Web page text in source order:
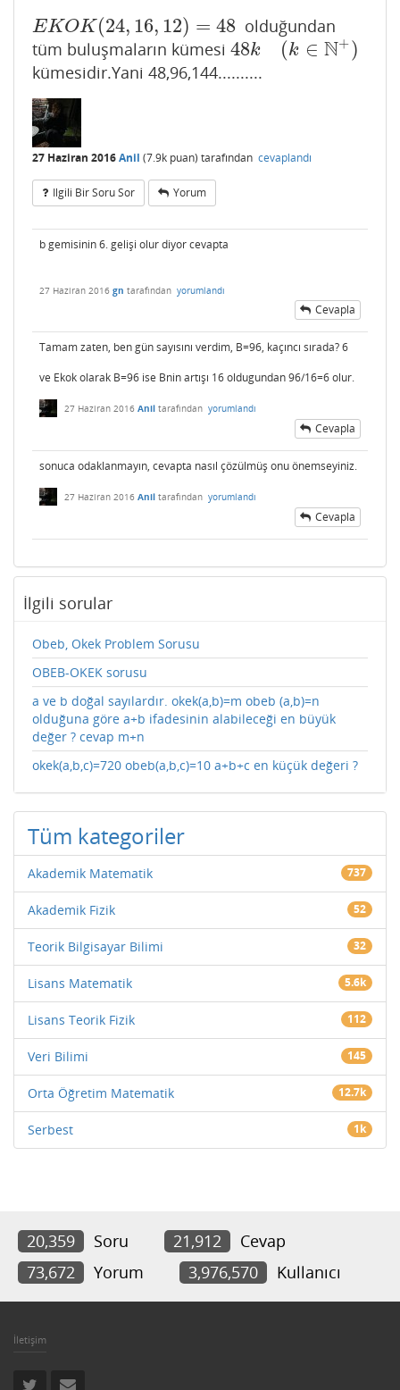
EKOK (24, 16, 12) = 48
EKOK(24,16,12)=48
olduğundan
tüm buluşmaların kümesi 48k (k ∈ N+ )
48k( ∈N+ )
kümesidir.Yani 48,96,144..........
27 Haziran 2016Anil (7.9k puan) tarafından cevaplandı
Ilgili Bir Soru Sor Yorum
b gemisinin 6. gelişi olur diyor cevapta
27 Haziran 2016 gn tarafından yorumlandı
Cevapla
Tamam zaten, ben gün sayısını verdim, B=96, kaçıncı sırada? 6
ve Ekok olarak B=96 ise Bnin artışı 16 oldugundan 96/16=6 olur.
27 Haziran 2016 Anil tarafından yorumlandı
Cevapla
sonuca odaklanmayın, cevapta nasıl çözülmüş onu önemseyiniz.
27 Haziran 2016 Anil tarafından yorumlandı
Cevapla
İlgili sorular
Obeb, Okek Problem Sorusu
OBEB-OKEK sorusu
a ve b doğal sayılardır. okek(a,b)=m obeb (a,b)=n
olduğuna göre a+b ifadesinin alabileceği en büyük
değer ? cevap m+n
okek(a,b,c)=720 obeb(a,b,c)=10 a+b+c en küçük değeri ?
Tüm kategoriler
Akademik Matematik 737
Akademik Fizik 52
Teorik Bilgisayar Bilimi 32
Lisans Matematik 5.6k
Lisans Teorik Fizik 112
Veri Bilimi 145
Orta Öğretim Matematik 12.7k
Serbest 1k
20,359 Soru 21,912
Cevap
73,672
Yorum 3,976,570 Kullanıcı
İletişim